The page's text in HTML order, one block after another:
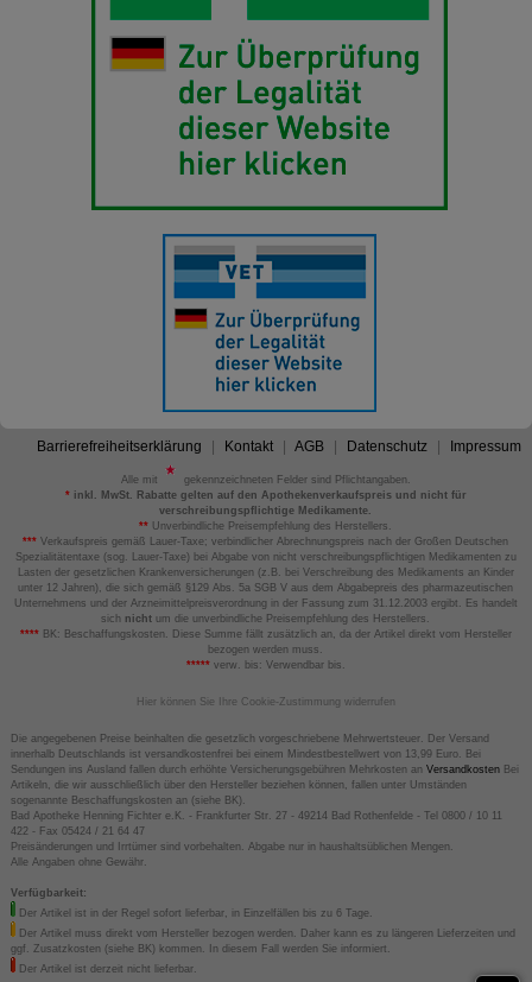
Barrierefreiheitserklärung Kontakt AGB Datenschutz Impressum
Alle mit
gekennzeichneten Felder sind Pflichtangaben.
*inkl. MwSt. Rabatte gelten auf den Apothekenverkaufspreis und nicht für
verschreibungspflichtige Medikamente.
** Unverbindliche Preisempfehlung des Herstellers.
*** Verkaufspreis gemäß Lauer-Taxe; verbindlicher Abrechnungspreis nach der Großen Deutschen
Spezialitätentaxe (sog. Lauer-Taxe) bei Abgabe von nicht verschreibungspflichtigen Medikamenten zu
Lasten der gesetzlichen Krankenversicherungen (z.B. bei Verschreibung des Medikaments an Kinder
unter 12 Jahren), die sich gemäß §129 Abs. 5a SGB V aus dem Abgabepreis des pharmazeutischen
Unternehmens und der Arzneimittelpreisverordnung in der Fassung zum 31.12.2003 ergibt. Es handelt
sich nicht um die unverbindliche Preisempfehlung des Herstellers.
****BK: Beschaffungskosten. Diese Summe fällt zusätzlich an, da der Artikel direkt vom Hersteller
bezogen werden muss.
*****verw. bis: Verwendbar bis.
Hier können Sie Ihre Cookie-Zustimmung widerrufen
Die angegebenen Preise beinhalten die gesetzlich vorgeschriebene Mehrwertsteuer. Der Versand
innerhalb Deutschlands ist versandkostenfrei bei einem Mindestbestellwert von 13,99 Euro. Bei
Sendungen ins Ausland fallen durch erhöhte Versicherungsgebühren Mehrkosten an VersandkostenBei
Artikeln, die wir ausschließlich über den Hersteller beziehen können, fallen unter Umständen
sogenannte Beschaffungskosten an (siehe BK).
Bad Apotheke Henning Fichter e.K. - Frankfurter Str. 27 - 49214 Bad Rothenfelde - Tel 0800 / 10 11
422 - Fax 05424 / 21 64 47
Preisänderungen und Irrtümer sind vorbehalten. Abgabe nur in haushaltsüblichen Mengen.
Alle Angaben ohne Gewähr.
Verfügbarkeit:
Der Artikel ist in der Regel sofort lieferbar, in Einzelfällen bis zu 6 Tage.
Der Artikel muss direkt vom Hersteller bezogen werden. Daher kann es zu längeren Lieferzeiten und
ggf. Zusatzkosten (siehe BK) kommen. In diesem Fall werden Sie informiert.
Der Artikel ist derzeit nicht lieferbar.